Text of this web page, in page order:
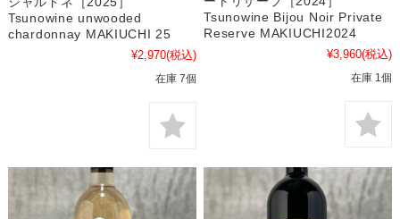
Tsunowine unwooded
chardonnay MAKIUCHI 25
¥2,970(税込)
在庫 7個
Tsunowine Bijou Noir Private
Reserve MAKIUCHI2024
¥3,960(税込)
在庫 1個